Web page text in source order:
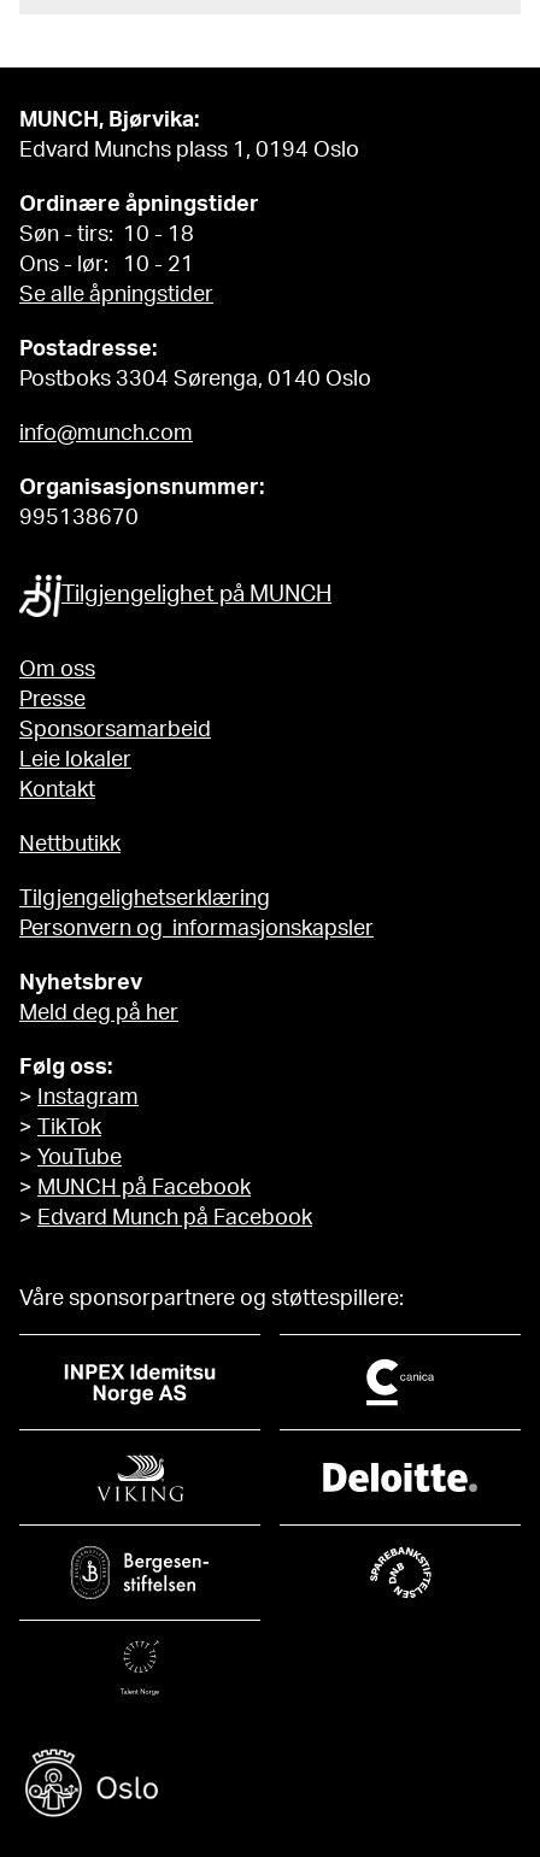
MUNCH, Bjørvika:
Edvard Munchs plass 1, 0194 Oslo
Ordinære åpningstider
Søn - tirs: 10 - 18
Ons - lør: 10 - 21
Se alle åpningstider
Postadresse:
Postboks 3304 Sørenga, 0140 Oslo
info@munch.com
Organisasjonsnummer:
995138670
Tilgjengelighet på MUNCH
Om oss
Presse
Sponsorsamarbeid
Leie lokaler
Kontakt
Nettbutikk
Tilgjengelighetserklæring
Personvern og informasjonskapsler
Nyhetsbrev
Meld deg på her
Følg oss:
>
Instagram
>
TikTok
> YouTube
> MUNCH på Facebook
> Edvard Munch på Facebook
Våre sponsorpartnere og støttespillere: